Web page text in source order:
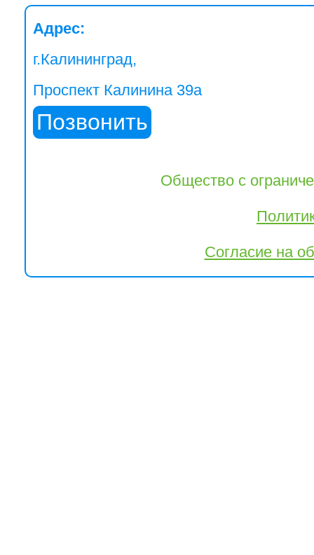
Адрес:
г.Калининград,
Проспект Калинина 39а
Позвонить
Общество с
Согласие на